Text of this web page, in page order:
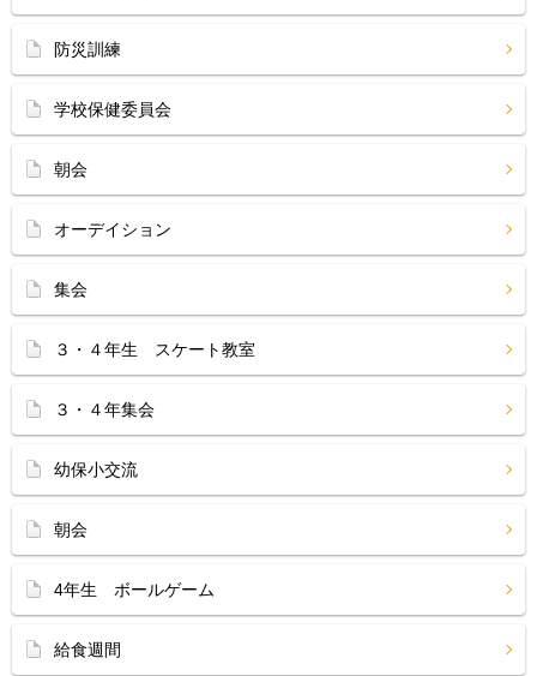
防災訓練
学校保健委員会
朝会
オーデイション
集会
３・４年生 スケート教室
３・４年集会
幼保小交流
朝会
4年生 ボールゲーム
給食週間